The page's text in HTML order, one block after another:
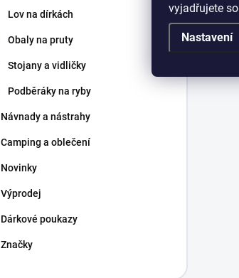
vyjadřujete
Nastavení
Lov na dírkách
Obaly na pruty
Stojany a vidličky
Podběráky na ryby
Návnady a nástrahy
Camping a oblečení
Novinky
Výprodej
Dárkové poukazy
Značky